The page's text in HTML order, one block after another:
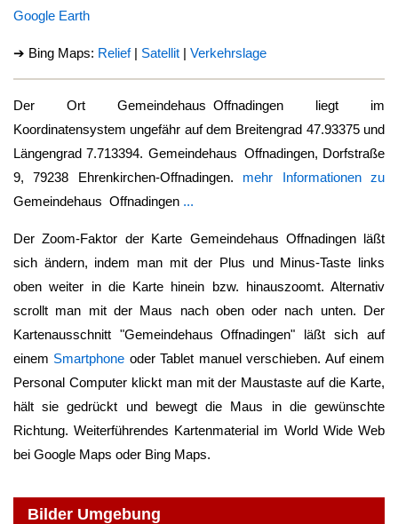
Google Earth
➔ Bing Maps: Relief| Satellit | Verkehrslage
Der Ort Gemeindehaus Offnadingen liegt im
Koordinatensystem ungefähr auf dem Breitengrad 47.93375 und
Längengrad 7.713394. Gemeindehaus Offnadingen, Dorfstraße
9, 79238 Ehrenkirchen-Offnadingen. mehr Informationen zu
Gemeindehaus Offnadingen ...
Der Zoom-Faktor der Karte Gemeindehaus Offnadingenläßt
sich ändern, indem man mit der Plus und Minus-Taste links
oben weiter in die Karte hinein bzw. hinauszoomt. Alternativ
scrollt man mit der Maus nach oben oder nach unten. Der
Kartenausschnitt "Gemeindehaus Offnadingen" läßt sich auf
einem Smartphone oder Tablet manuel verschieben. Auf einem
Personal Computer klickt man mit der Maustaste auf die Karte,
hält sie gedrückt und bewegt die Maus in die gewünschte
Richtung. Weiterführendes Kartenmaterial im World Wide Web
bei Google Maps oder Bing Maps.
Bilder Umgebung